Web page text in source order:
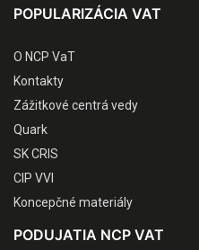
POPULARIZÁCIA VAT
O NCP VaT
Kontakty
Zážitkové centrá vedy
Quark
SK CRIS
CIP VVI
Koncepčné materiály
PODUJATIA NCP VAT